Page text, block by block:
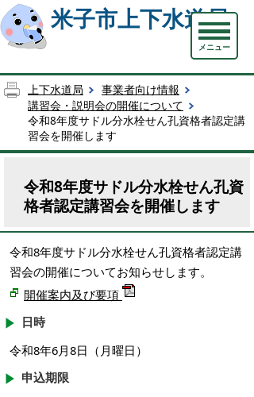
米子市上下水道局
メニュー
上下水道局
事業者向け情報
講習会・説明会の開催について
令和8年度サドル分水栓せん孔資格者認定講
習会を開催します
令和8年度サドル分水栓せん孔資
格者認定講習会を開催します
令和8年度サドル分水栓せん孔資格者認定講
習会の開催についてお知らせします。
開催案内及び要項
日時
令和8年6月8日（月曜日）
申込期限